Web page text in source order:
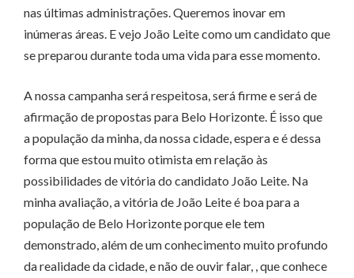
nas últimas administrações. Queremos inovar em
inúmeras áreas. E vejo João Leite como um candidato que
se preparou durante toda uma vida para esse momento.
A nossa campanha será respeitosa, será firme e será de
afirmação de propostas para Belo Horizonte. É isso que
a população da minha, da nossa cidade, espera e é dessa
forma que estou muito otimista em relação às
possibilidades de vitória do candidato João Leite. Na
minha avaliação, a vitória de João Leite é boa para a
população de Belo Horizonte porque ele tem
demonstrado, além de um conhecimento muito profundo
da realidade da cidade, e não de ouvir falar, , que conhece